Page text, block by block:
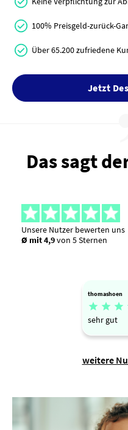
100% Preisgeld-zurück-
Über 65.200 zufriedene
Jetzt
Das sagt
Unsere Nutzer bewerten uns
Ø mit 4,9von 5 Sternen
thomashoen
  
sehr gut
weitere